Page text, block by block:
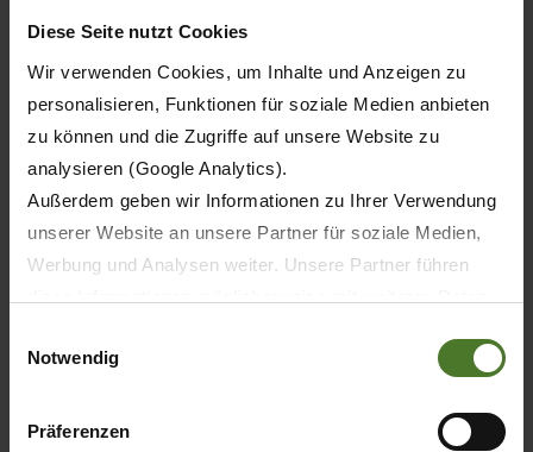
Diese Seite nutzt Cookies
Wir verwenden Cookies, um Inhalte und Anzeigen zu
personalisieren, Funktionen für soziale Medien anbieten
zu können und die Zugriffe auf unsere Website zu
analysieren (Google Analytics).
Außerdem geben wir Informationen zu Ihrer Verwendung
unserer Website an unsere Partner für soziale Medien,
Werbung und Analysen weiter. Unsere Partner führen
sie im Rahmen Ihrer Nutzung der Dienste gesammelt
Wir setzen im Rahmen des Trackings auch Dienstleister
Notwendig
Präferenzen
Freins
Direction
Pilotage
Sécurité